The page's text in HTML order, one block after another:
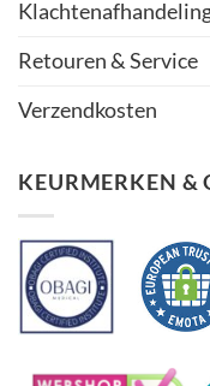
Retouren & Service
Verzendkosten
KEURMERKEN &